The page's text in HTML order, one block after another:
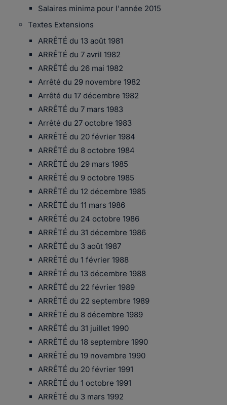
Salaires minima pour l'année 2015
Textes Extensions
ARRÊTÉ du 13 août 1981
ARRÊTÉ du 7 avril 1982
ARRÊTÉ du 26 mai 1982
Arrêté du 29 novembre 1982
Arrêté du 17 décembre 1982
ARRÊTÉ du 7 mars 1983
Arrêté du 27 octobre 1983
ARRÊTÉ du 20 février 1984
ARRÊTÉ du 8 octobre 1984
ARRÊTÉ du 29 mars 1985
ARRÊTÉ du 9 octobre 1985
ARRÊTÉ du 12 décembre 1985
ARRÊTÉ du 11 mars 1986
ARRÊTÉ du 24 octobre 1986
ARRÊTÉ du 31 décembre 1986
ARRÊTÉ du 3 août 1987
ARRÊTÉ du 1 février 1988
ARRÊTÉ du 13 décembre 1988
ARRÊTÉ du 22 février 1989
ARRÊTÉ du 22 septembre 1989
ARRÊTÉ du 8 décembre 1989
ARRÊTÉ du 31 juillet 1990
ARRÊTÉ du 18 septembre 1990
ARRÊTÉ du 19 novembre 1990
ARRÊTÉ du 20 février 1991
ARRÊTÉ du 1 octobre 1991
ARRÊTÉ du 3 mars 1992